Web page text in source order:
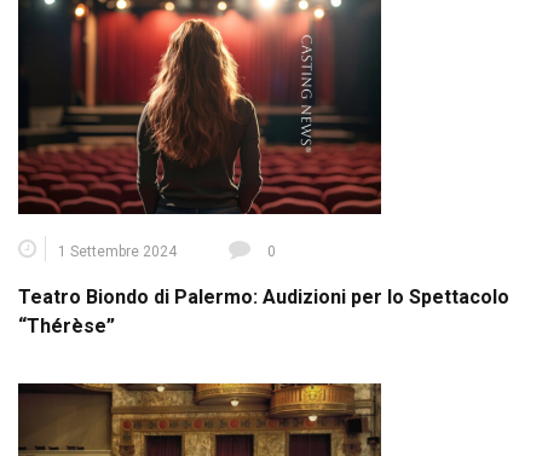
1 Settembre 2024 0
Teatro Biondo di Palermo: Audizioni per lo Spettacolo
“Thérèse”